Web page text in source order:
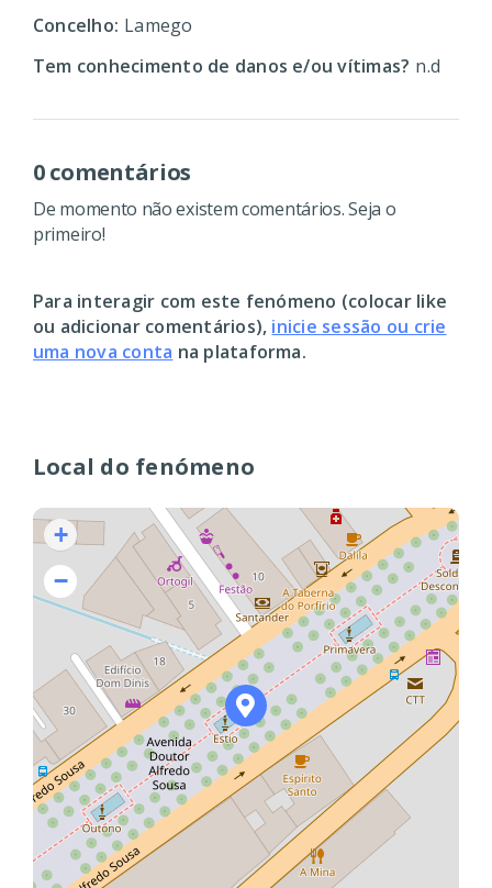
Local do fenómeno
+
−
Concelho: Lamego
Tem conhecimento de danos e/ou vítimas? n.d
0 comentários
De momento não existem comentários. Seja o
primeiro!
Para interagir com este fenómeno (colocar like
ou adicionar comentários), inicie sessão ou crie
uma nova conta na plataforma.